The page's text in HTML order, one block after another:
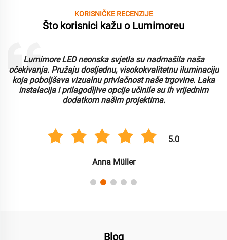
KORISNIČKE RECENZIJE
Što korisnici kažu o Lumimoreu
Lumimore LED neonska svjetla su nadmašila naša
očekivanja. Pružaju dosljednu, visokokvalitetnu iluminaciju
koja poboljšava vizualnu privlačnost naše trgovine. Laka
instalacija i prilagodljive opcije učinile su ih vrijednim
dodatkom našim projektima.
5.0
Anna Müller
Blog